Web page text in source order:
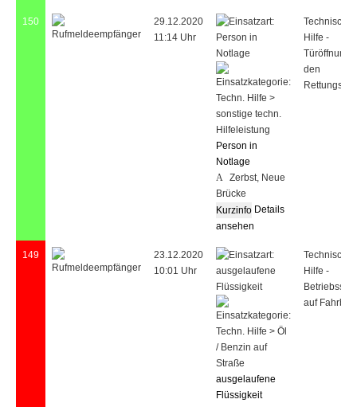
150
29.12.2020
11:14 Uhr
Person in
Notlage
Zerbst, Neue
Brücke
Details
ansehen
Technische
Hilfe -
Türöffnung
den
149
23.12.2020
10:01 Uhr
ausgelaufene
Flüssigkeit
Technische
Hilfe -
auf